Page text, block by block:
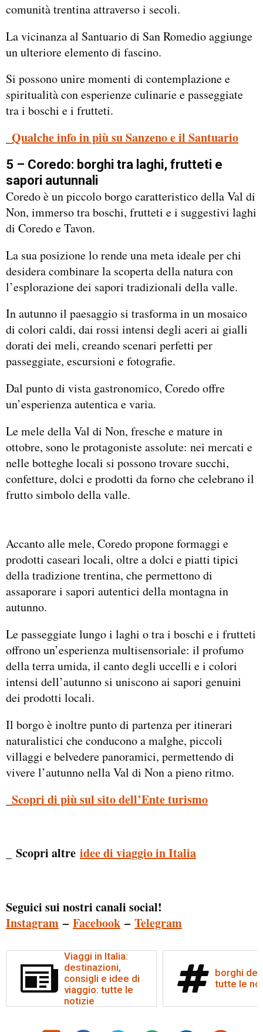
comunità trentina attraverso i secoli.
La vicinanza al Santuario di San Romedio aggiunge
un ulteriore elemento di fascino.
Si possono unire momenti di contemplazione e
spiritualità con esperienze culinarie e passeggiate
tra i boschi e i frutteti.
Qualche info in più su Sanzeno e il Santuario
5 – Coredo: borghi tra laghi, frutteti e
sapori autunnali
Coredo è un piccolo borgo caratteristico della Val di
Non, immerso tra boschi, frutteti e i suggestivi laghi
di Coredo e Tavon.
La sua posizione lo rende una meta ideale per chi
desidera combinare la scoperta della natura con
l’esplorazione dei sapori tradizionali della valle.
In autunno il paesaggio si trasforma in un mosaico
di colori caldi, dai rossi intensi degli aceri ai gialli
dorati dei meli, creando scenari perfetti per
passeggiate, escursioni e fotografie.
Dal punto di vista gastronomico, Coredo offre
un’esperienza autentica e varia.
Le mele della Val di Non, fresche e mature in
ottobre, sono le protagoniste assolute: nei mercati e
nelle botteghe locali si possono trovare succhi,
confetture, dolci e prodotti da forno che celebrano il
frutto simbolo della valle.
Accanto alle mele, Coredo propone formaggi e
prodotti caseari locali, oltre a dolci e piatti tipici
della tradizione trentina, che permettono di
assaporare i sapori autentici della montagna in
autunno.
Le passeggiate lungo i laghi o tra i boschi e i frutteti
offrono un’esperienza multisensoriale: il profumo
della terra umida, il canto degli uccelli e i colori
intensi dell’autunno si uniscono ai sapori genuini
dei prodotti locali.
Il borgo è inoltre punto di partenza per itinerari
naturalistici che conducono a malghe, piccoli
villaggi e belvedere panoramici, permettendo di
vivere l’autunno nella Val di Non a pieno ritmo.
Scopri di più sul sito dell’Ente turismo
Scopri altre idee di viaggio in Italia
Seguici sui nostri canali social!
Instagram – Facebook – Telegram
Viaggi in Italia:
destinazioni,
consigli e idee di
viaggio: tutte le
notizie
borghi del
tutte le